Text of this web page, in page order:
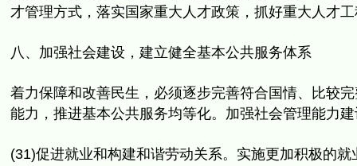
才管理方式， 落实国家重大人才政策，抓好重大人才
八、加强社会建设，建立健全基本公共服务体系
着力保障和改善民生，必须逐步完善符合国情、比较
能力， 推进基本公共服务均等化。加强社会管理能力
(31)促进就业和构建和谐劳动关系。实施更加积极的就